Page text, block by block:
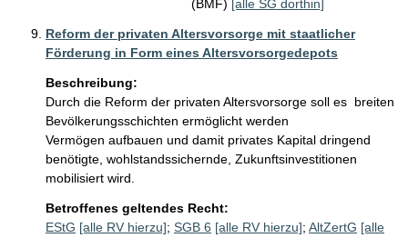
(BMF) [alle SG dorthin]
Reform der privaten Altersvorsorge mit staatlicher
Förderung in Form eines Altersvorsorgedepots
Beschreibung:
Durch die Reform der privaten Altersvorsorge soll es  breiten
Bevölkerungsschichten ermöglicht werden
Vermögen aufbauen und damit privates Kapital dringend
benötigte, wohlstandssichernde, Zukunftsinvestitionen
mobilisiert wird.
Betroffenes geltendes Recht:
EStG [alle RV hierzu]; SGB 6 [alle RV hierzu]; AltZertG [alle